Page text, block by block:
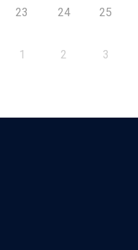
23 24 25
1 2 3